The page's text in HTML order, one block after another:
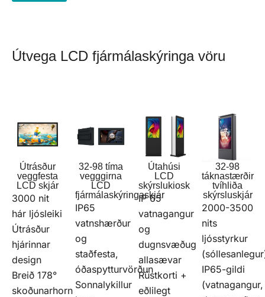
Útvega LCD fjármálaskýringa vöru
Útrásður
veggfesta
LCD skjár
3000 nit
hár ljósleiki
Útrásður
hjárinnar
design
Breið 178°
skoðunarhorn
32-98 tíma
vegggirna
LCD
fjármálaskýringaskjár
IP65
vatnshærður
og
staðfesta,
óðaspytturvörðun
Sonnalykillur
Útahúsi
LCD
skýrslukiosk
IP 65
vatnagangur
og
dugnsvæðug
allasævar
Rústkorti +
eðlilegt
32-98
táknastærðir
tvíhliða
skýrsluskjár
2000-3500
nits
ljósstyrkur
IP65-gildi
(vatnagangur,